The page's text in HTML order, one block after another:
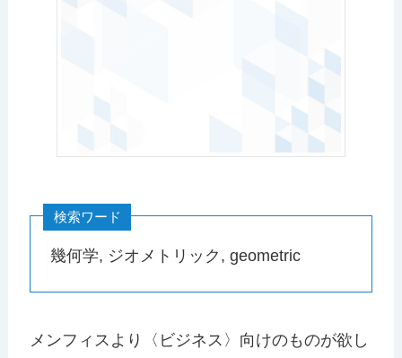
検索ワード
幾何学, ジオメトリック, geometric
メンフィスより〈ビジネス〉向けのものが欲し